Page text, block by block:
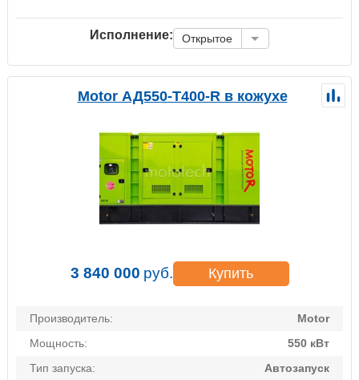
Исполнение: Открытое
Motor АД550-Т400-R в кожухе
3 840 000 руб. Купить
Производитель:
Motor
Мощность:
550 кВт
Тип запуска:
Автозапуск